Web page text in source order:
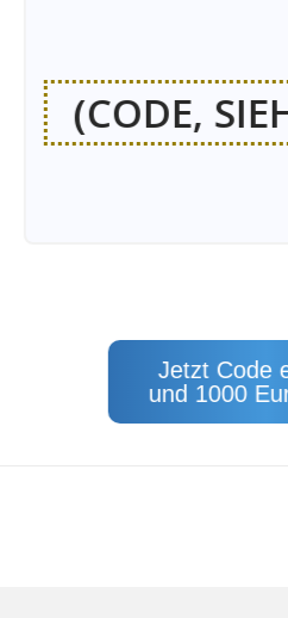
(CODE,
Jetzt Code
und 1000